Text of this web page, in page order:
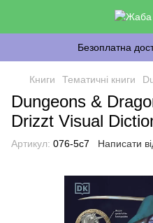
Безоплатна
Книги Тематичні книги
Dungeons &
Drizzt Visual
Артикул: 076-5c7 Написати